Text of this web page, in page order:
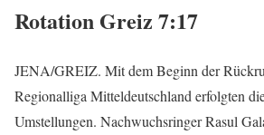
Rotation Greiz 7:17
JENA/GREIZ. Mit dem Beginn der
Regionalliga Mitteldeutschland erfolgten
Umstellungen. Nachwuchsringer Rasul